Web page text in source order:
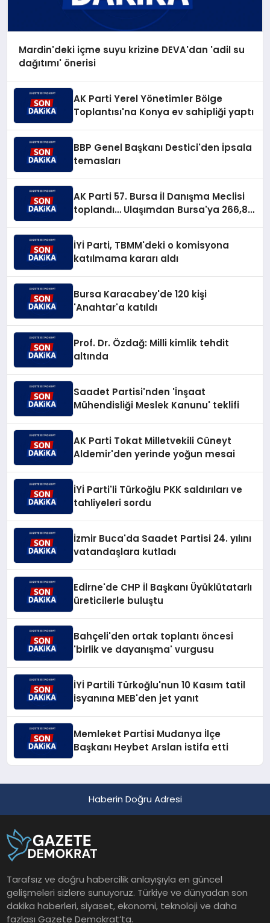
Mardin'deki içme suyu krizine DEVA'dan 'adil su
dağıtımı' önerisi
AK Parti Yerel Yönetimler Bölge
Toplantısı'na Konya ev sahipliği yaptı
BBP Genel Başkanı Destici'den İpsala
temasları
AK Parti 57. Bursa İl Danışma Meclisi
toplandı… Ulaşımdan Bursa'ya 266,8
İYİ Parti, TBMM'deki o komisyona
katılmama kararı aldı
Bursa Karacabey'de 120 kişi
'Anahtar'a katıldı
Prof. Dr. Özdağ: Milli kimlik tehdit
altında
Saadet Partisi'nden 'İnşaat
Mühendisliği Meslek Kanunu' teklifi
AK Parti Tokat Milletvekili Cüneyt
Aldemir'den yerinde yoğun mesai
İYİ Parti'li Türkoğlu PKK saldırıları ve
tahliyeleri sordu
İzmir Buca'da Saadet Partisi 24. yılını
vatandaşlara kutladı
Edirne'de CHP İl Başkanı Üyüklütatarlı
üreticilerle buluştu
Bahçeli'den ortak toplantı öncesi
'birlik ve dayanışma' vurgusu
İYİ Partili Türkoğlu'nun 10 Kasım tatil
isyanına MEB'den jet yanıt
Memleket Partisi Mudanya İlçe
Başkanı Heybet Arslan istifa etti
Haberin Doğru Adresi
Tarafsız ve doğru habercilik anlayışıyla en güncel
gelişmeleri sizlere sunuyoruz. Türkiye ve dünyadan son
dakika haberleri, siyaset, ekonomi, teknoloji ve daha
fazlası Gazete Demokrat’ta.